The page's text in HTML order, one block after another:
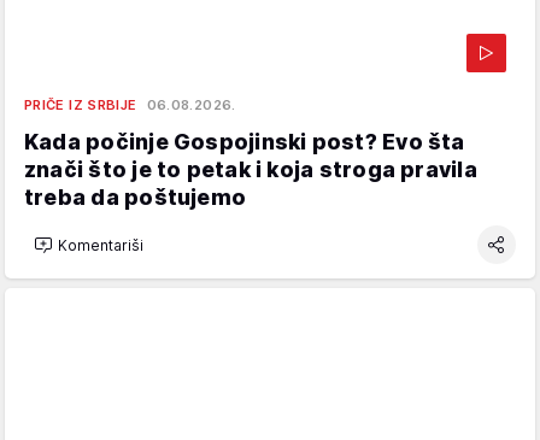
PRIČE IZ SRBIJE 06.08.2026.
Kada počinje Gospojinski post? Evo šta
znači što je to petak i koja stroga pravila
treba da poštujemo
Komentariši